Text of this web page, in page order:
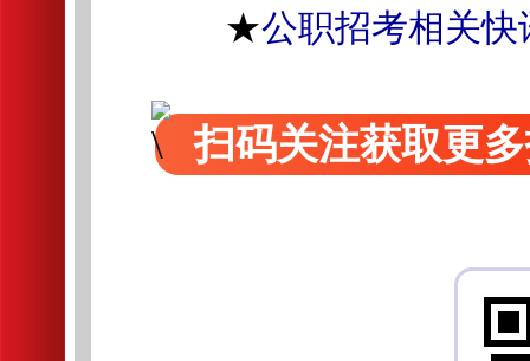
★公职招考相关快
扫码关注获取更